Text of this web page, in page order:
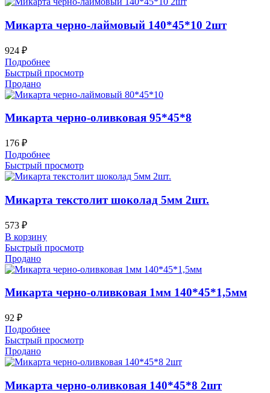
Микарта черно-лаймовый 140*45*10 2шт
924 ₽
Подробнее
Быстрый просмотр
Продано
Микарта черно-оливковая 95*45*8
176 ₽
Подробнее
Быстрый просмотр
Микарта текстолит шоколад 5мм 2шт.
573 ₽
В корзину
Быстрый просмотр
Продано
Микарта черно-оливковая 1мм 140*45*1,5мм
92 ₽
Подробнее
Быстрый просмотр
Продано
Микарта черно-оливковая 140*45*8 2шт